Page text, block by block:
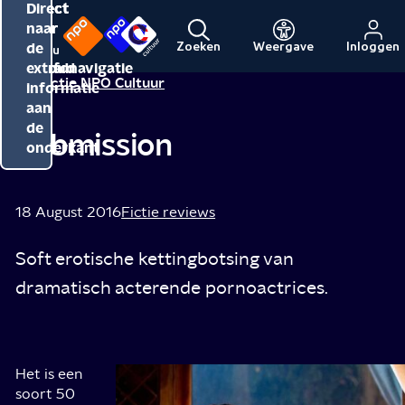
Direct
naar
de
inhoud
Direct
naar
de
hoofdnavigatie
Direct
naar
de
extra
informatie
aan
de
onderkant
Menu
Naar
de
NPO
Naar
de
NPO
Zoeken Weergave Inloggen
Redactie NPO Cultuur
Submission
18 August 2016Fictie reviews
Soft erotische kettingbotsing van
dramatisch acterende pornoactrices.
Het is een
soort 50
Opeens
was
Vlees
Geen